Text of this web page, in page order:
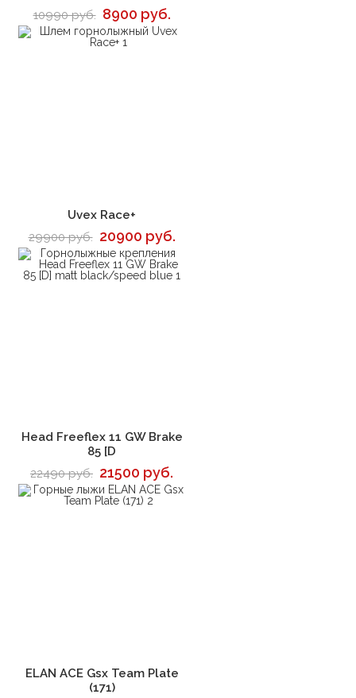
10990 руб. 8900 руб.
В корзину
Uvex Race+
29900 руб. 20900 руб.
В корзину
Head Freeflex 11 GW Brake
85 [D
22490 руб. 21500 руб.
В корзину
ELAN ACE Gsx Team Plate
(171)